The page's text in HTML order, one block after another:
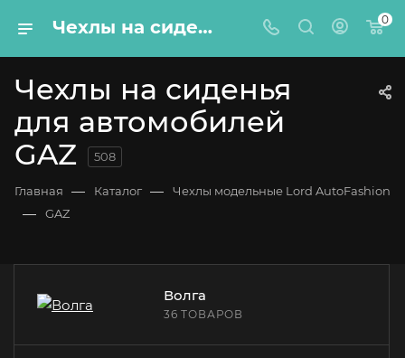
Чехлы на сиденья для автомобилей GAZ – купить по цене от 3770 руб. с доставкой по России – Lord Autofashion 0
Чехлы на сиденья
для автомобилей
GAZ
508
Главная — Каталог — Чехлы модельные Lord AutoFashion
— GAZ
Волга
36 ТОВАРОВ